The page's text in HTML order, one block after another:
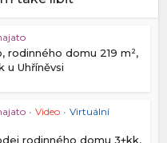
rodinného domu 219 m²,
u Uhříněvsi
• Video • Virtuální
rodinného domu 3+kk,